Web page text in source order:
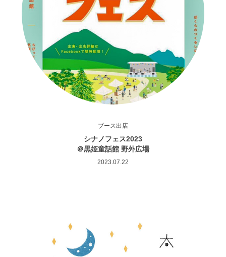
ブース出店
シナノフェス2023
＠黒姫童話館 野外広場
2023.07.22